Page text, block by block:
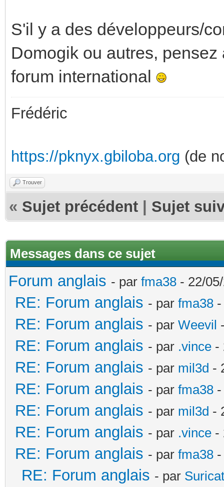
S'il y a des développeurs/
Domogik ou autres,
forum international
Frédéric
https://pknyx.gbiloba.org (de
Trouver
« Sujet précédent Sujet
Messages dans ce sujet
Forum anglais - par fma38 - 22/
RE: Forum anglais - par fma38
RE: Forum anglais - par Weevil
RE: Forum anglais - par .vince -
RE: Forum anglais - par mil3d -
RE: Forum anglais - par fma38
RE: Forum anglais - par mil3d -
RE: Forum anglais - par .vince -
RE: Forum anglais - par fma38
RE: Forum anglais - par Suricat